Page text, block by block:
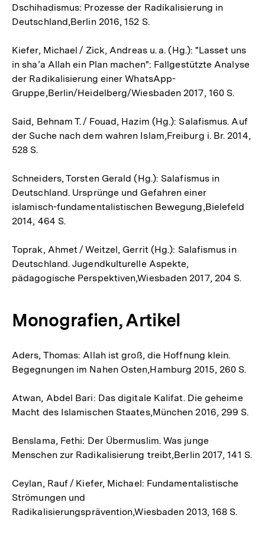
Dschihadismus: Prozesse der Radikalisierung in
Deutschland,Berlin 2016, 152 S.
Kiefer, Michael / Zick, Andreas u. a. (Hg.): "Lasset uns
in sha’a Allah ein Plan machen": Fallgestützte Analyse
der Radikalisierung einer WhatsApp-
Gruppe,Berlin/Heidelberg/Wiesbaden 2017, 160 S.
Said, Behnam T. / Fouad, Hazim (Hg.): Salafismus. Auf
der Suche nach dem wahren Islam,Freiburg i. Br. 2014,
528 S.
Schneiders, Torsten Gerald (Hg.): Salafismus in
Deutschland. Ursprünge und Gefahren einer
islamisch-fundamentalistischen Bewegung,Bielefeld
2014, 464 S.
Toprak, Ahmet / Weitzel, Gerrit (Hg.): Salafismus in
Deutschland. Jugendkulturelle Aspekte,
pädagogische Perspektiven,Wiesbaden 2017, 204 S.
Monografien, Artikel
Aders, Thomas: Allah ist groß, die Hoffnung klein.
Begegnungen im Nahen Osten,Hamburg 2015, 260 S.
Atwan, Abdel Bari: Das digitale Kalifat. Die geheime
Macht des Islamischen Staates,München 2016, 299 S.
Benslama, Fethi: Der Übermuslim. Was junge
Menschen zur Radikalisierung treibt,Berlin 2017, 141 S.
Ceylan, Rauf / Kiefer, Michael: Fundamentalistische
Strömungen und
Radikalisierungsprävention,Wiesbaden 2013, 168 S.